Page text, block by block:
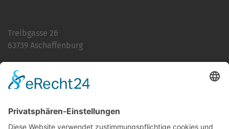
Treibgasse 26
63739 Aschaffenburg
E-Mailinfo@martinushaus.de